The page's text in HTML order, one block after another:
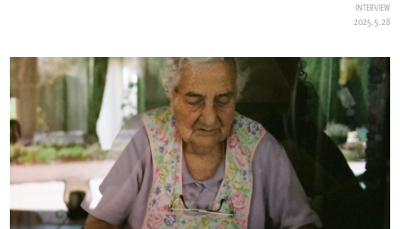
INTERVIEW
2025.5.28